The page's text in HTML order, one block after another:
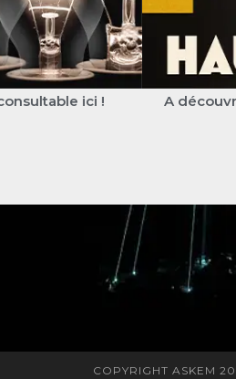
! A découvrir bientôt...
COPYRIGHT ASKEM